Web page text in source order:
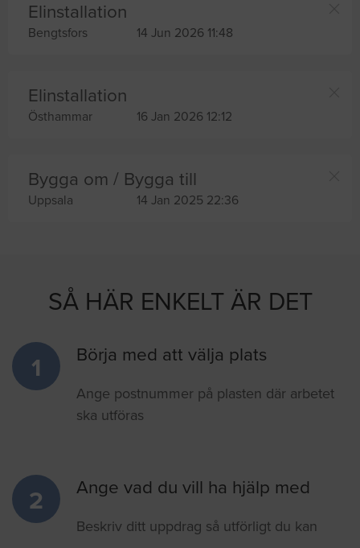
Elinstallation
Bengtsfors 14 Jun 2026 11:48
Elinstallation
Östhammar 16 Jan 2026 12:12
Bygga om / Bygga till
Uppsala 14 Jan 2025 22:36
SÅ HÄR ENKELT ÄR DET
1 Börja med att välja plats
Ange postnummer på plasten där arbetet
ska utföras
2 Ange vad du vill ha hjälp med
Beskriv ditt uppdrag så utförligt du kan